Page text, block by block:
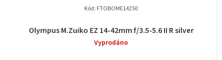
Olympus M.Zuiko EZ 14-42mm f/3.5-5.6 II R silver
Vyprodáno
Kód: FTOBOME14250